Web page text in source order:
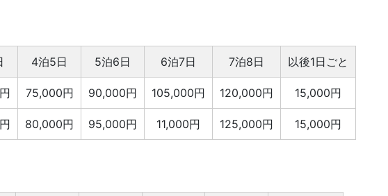
4泊5日 5泊6日 6泊7日 7泊8日 以後1日ごと
75,000円 90,000円 105,000円 120,000円 15,000円
80,000円 95,000円 11,000円 125,000円 15,000円